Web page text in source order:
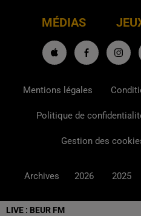
LIVE : BEUR FM
MÉDIAS
Mentions légales
Politique de
Gestion des
Archives 2026 2025